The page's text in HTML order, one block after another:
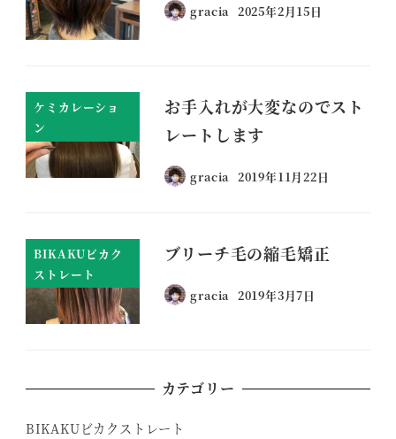
gracia 2025年2月15日
ケミカレーショ
ン
お手入れが大変なのでスト
レートします
gracia 2019年11月22日
BIKAKUビカク
ストレート
ブリーチ毛の縮毛矯正
gracia 2019年3月7日
カテゴリー
BIKAKUビカクストレート